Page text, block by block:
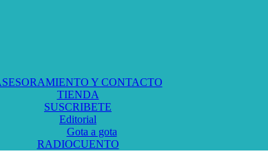
Y CONTACTO
TIENDA
SUSCRIBETE
Editorial
Gota a gota
RADIOCUENTO